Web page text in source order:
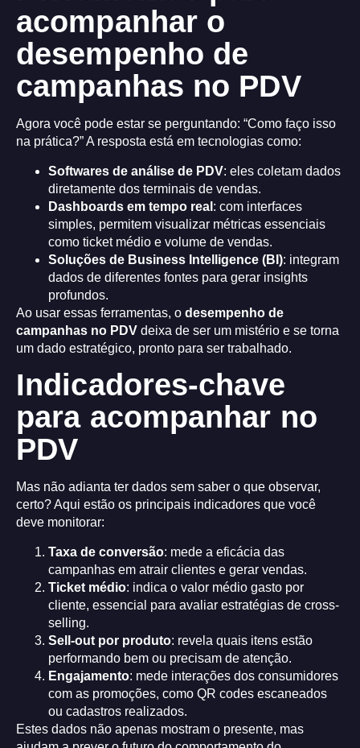
acompanhar o
desempenho de
campanhas no PDV
Agora você pode estar se perguntando: “Como faço isso
na prática?” A resposta está em tecnologias como:
Softwares de análise de PDV: eles coletam dados
diretamente dos terminais de vendas.
Dashboards em tempo real : com interfaces
simples, permitem visualizar métricas essenciais
como ticket médio e volume de vendas.
Soluções de Business Intelligence (BI): integram
dados de diferentes fontes para gerar insights
profundos.
Ao usar essas ferramentas, o desempenho de
campanhas no PDV deixa de ser um mistério e se torna
um dado estratégico, pronto para ser trabalhado.
Indicadores-chave
para acompanhar no
PDV
Mas não adianta ter dados sem saber o que observar,
certo? Aqui estão os principais indicadores que você
deve monitorar:
Taxa de conversão: mede a eficácia das
campanhas em atrair clientes e gerar vendas.
Ticket médio: indica o valor médio gasto por
cliente, essencial para avaliar estratégias de cross-
selling.
Sell-out por produto: revela quais itens estão
performando bem ou precisam de atenção.
Engajamento: mede interações dos consumidores
com as promoções, como QR codes escaneados
ou cadastros realizados.
Estes dados não apenas mostram o presente, mas